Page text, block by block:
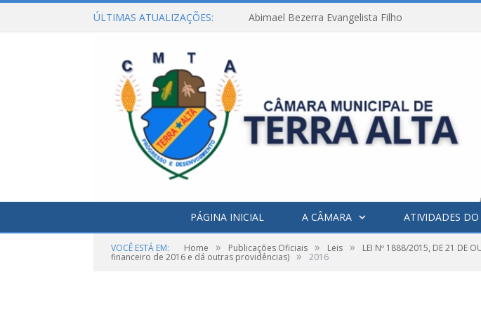
ÚLTIMAS ATUALIZAÇÕES: Abimael Bezerra Evangelista Filho
PÁGINA INICIAL A CÂMARA ATIVIDADES
VOCÊ ESTÁ EM: Home » Publicações Oficiais » Leis » LEI Nº 1888/2015, DE 21 DE
financeiro de 2016 e dá outras providências) » 2016